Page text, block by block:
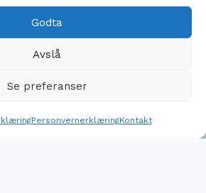
Godta
Avslå
Se preferanser
PersonvernerklæringKontakt